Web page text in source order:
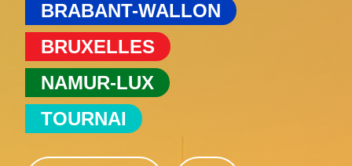
BRABANT-WALLON
BRUXELLES
NAMUR-LUX
TOURNAI